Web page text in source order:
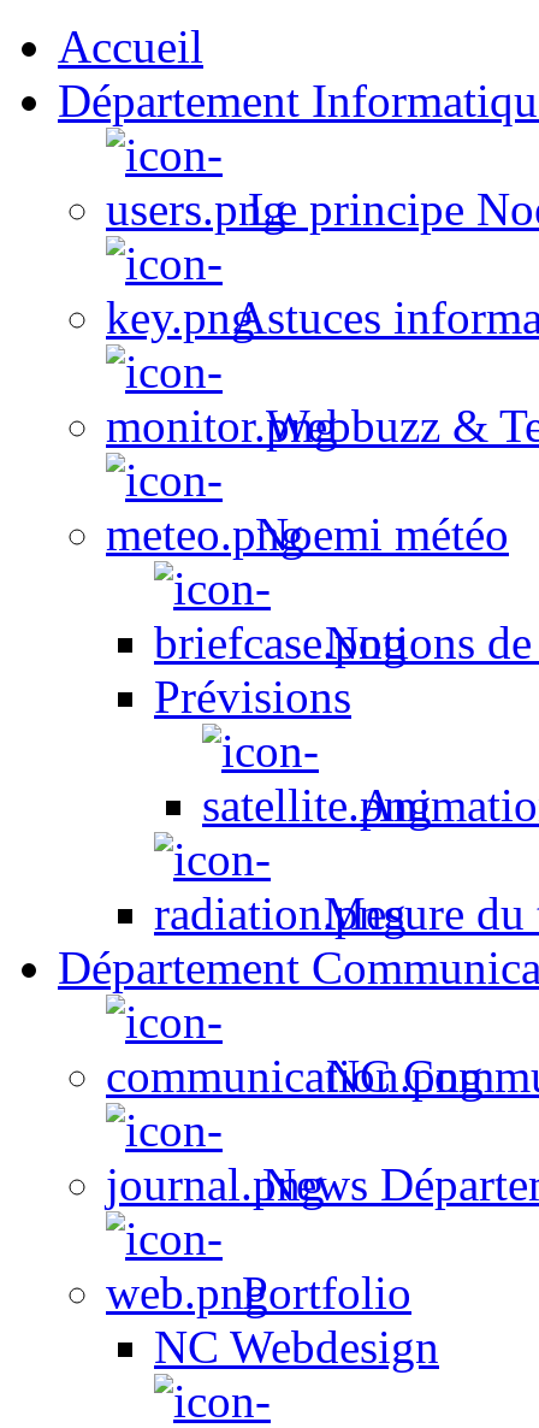
Accueil
Département
Le principe
Astuces
Webbuzz &
Noemi météo
Notions
Prévisions
Mesure du
Département
NC
News
Portfolio
NC Webdesign